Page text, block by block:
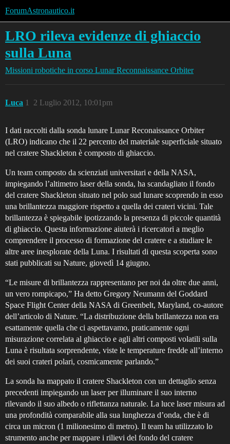
ForumAstronautico.it
LRO rileva evidenze di ghiaccio
sulla Luna
Missioni robotiche in corso Lunar Reconnaissance Orbiter
Luca 2 Luglio 2012, 10:01pm
1
I dati raccolti dalla sonda lunare Lunar Reconaissance Orbiter
(LRO) indicano che il 22 percento del materiale superficiale situato
nel cratere Shackleton è composto di ghiaccio.
Un team composto da scienziati universitari e della NASA,
impiegando l’altimetro laser della sonda, ha scandagliato il fondo
del cratere Shackleton situato nel polo sud lunare scoprendo in esso
una brillantezza maggiore rispetto a quella dei crateri vicini. Tale
brillantezza è spiegabile ipotizzando la presenza di piccole quantità
di ghiaccio. Questa informazione aiuterà i ricercatori a meglio
comprendere il processo di formazione del cratere e a studiare le
altre aree inesplorate della Luna. I risultati di questa scoperta sono
stati pubblicati su Nature, giovedì 14 giugno.
“Le misure di brillantezza rappresentano per noi da oltre due anni,
un vero rompicapo,” Ha detto Gregory Neumann del Goddard
Space Flight Center della NASA di Greenbelt, Maryland, co-autore
dell’articolo di Nature. “La distribuzione della brillantezza non era
esattamente quella che ci aspettavamo, praticamente ogni
misurazione correlata al ghiaccio e agli altri composti volatili sulla
Luna è risultata sorprendente, viste le temperature fredde all’interno
dei suoi crateri polari, cosmicamente parlando.”
La sonda ha mappato il cratere Shackleton con un dettaglio senza
precedenti impiegando un laser per illuminare il suo interno
rilevando il suo albedo o riflettanza naturale. La luce laser misura ad
una profondità comparabile alla sua lunghezza d’onda, che è di
circa un micron (1 milionesimo di metro). Il team ha utilizzato lo
strumento anche per mappare i rilievi del fondo del cratere